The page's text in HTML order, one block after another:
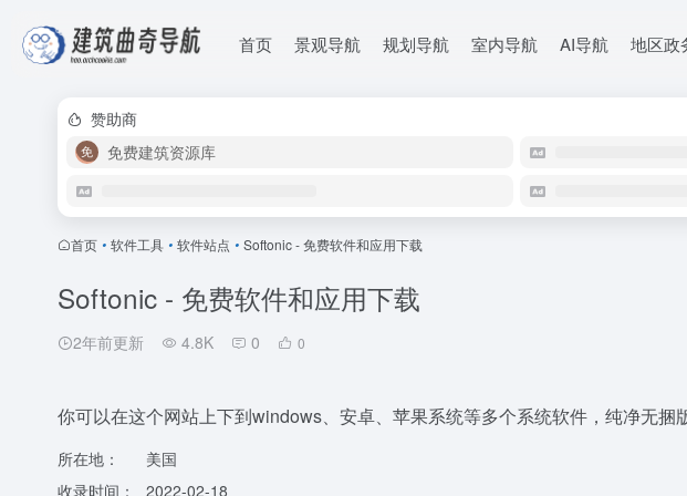
首页 景观导航 规划导航 室内导航 AI导航 地区政
赞助商
免费建筑资源库
首页 • 软件工具 • 软件站点 • Softonic - 免费软件和应用下载
Softonic - 免费软件和应用下载
2年前更新 4.8K 0 0
你可以在这个网站上下到windows、安卓、苹果系统等多个系统软件，纯净无捆
所在地：
美国
收录时间：
2022-02-18